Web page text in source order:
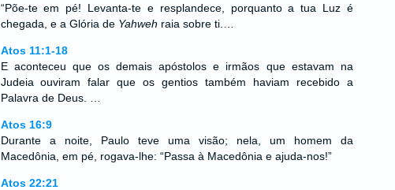
“Põe-te em pé! Levanta-te e resplandece, porquanto a tua Luz é
chegada, e a Glória de Yahweh raia sobre ti.…
Atos 11:1-18
E aconteceu que os demais apóstolos e irmãos que estavam na
Judeia ouviram falar que os gentios também haviam recebido a
Palavra de Deus. …
Atos 16:9
Durante a noite, Paulo teve uma visão; nela, um homem da
Macedônia, em pé, rogava-lhe: “Passa à Macedônia e ajuda-nos!”
Atos 22:21